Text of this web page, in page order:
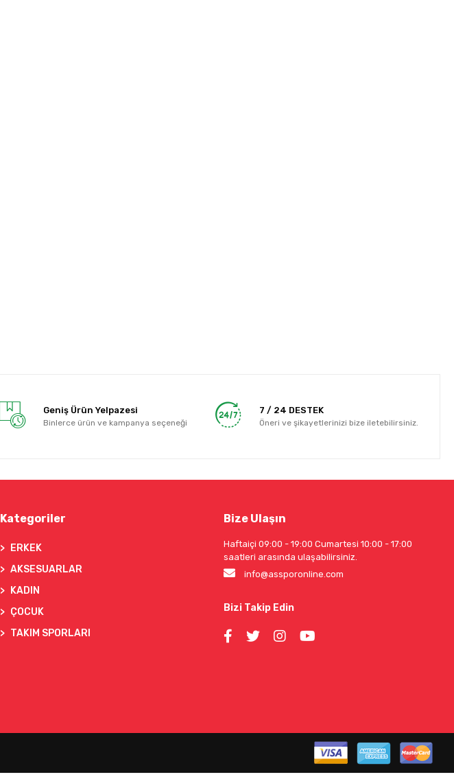
Geniş Ürün Yelpazesi
Binlerce ürün ve kampanya seçeneği
7 / 24 DESTEK
Öneri ve şikayetlerinizi bize iletebilirsiniz.
Kategoriler
ERKEK
AKSESUARLAR
KADIN
ÇOCUK
TAKIM SPORLARI
Bize Ulaşın
Haftaiçi 09:00 - 19:00 Cumartesi 10:00 - 17:00
saatleri arasında ulaşabilirsiniz.
info@assporonline.com
Bizi Takip Edin